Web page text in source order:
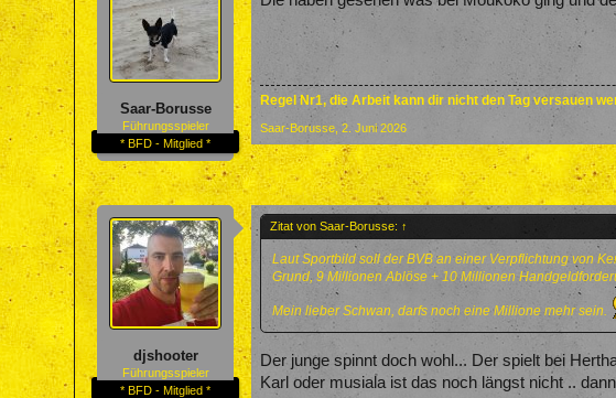
Saar-Borusse
Führungsspieler
* BFD - Mitglied *
Regel Nr1, die Arbeit kann dir nicht den Tag versauen
Saar-Borusse 2. Juni 2026
djshooter
Führungsspieler
* BFD - Mitglied *
Zitat von Saar-Borusse: ↑
Laut Sportbild soll der BVB an einer Verpflichtung von
Grund, 9 Millionen Ablöse + 10 Millionen
Mein lieber Schwan, darfs noch eine Millione mehr sein.
Der junge spinnt doch wohl... Der spielt bei
Karl oder musiala ist das noch längst nicht ..